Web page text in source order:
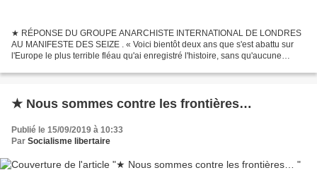
★ RÉPONSE DU GROUPE ANARCHISTE INTERNATIONAL DE LONDRES
AU MANIFESTE DES SEIZE . « Voici bientôt deux ans que s'est abattu sur
l'Europe le plus terrible fléau qu'ai enregistré l'histoire, sans qu'aucune
★ Nous sommes contre les frontières…
Publié le 15/09/2019 à 10:33
Par Socialisme libertaire